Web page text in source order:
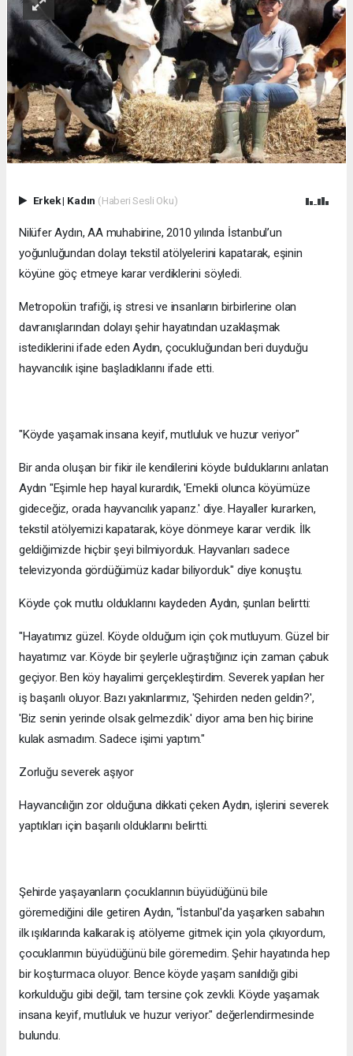
Erkek| Kadın (Haberi Sesli Oku)
Nilüfer Aydın, AA muhabirine, 2010 yılında İstanbul’un
yoğunluğundan dolayı tekstil atölyelerini kapatarak, eşinin
köyüne göç etmeye karar verdiklerini söyledi.
Metropolün trafiği, iş stresi ve insanların birbirlerine olan
davranışlarından dolayı şehir hayatından uzaklaşmak
istediklerini ifade eden Aydın, çocukluğundan beri duyduğu
hayvancılık işine başladıklarını ifade etti.
"Köyde yaşamak insana keyif, mutluluk ve huzur veriyor"
Bir anda oluşan bir fikir ile kendilerini köyde bulduklarını anlatan
Aydın "Eşimle hep hayal kurardık, 'Emekli olunca köyümüze
gideceğiz, orada hayvancılık yaparız.' diye. Hayaller kurarken,
tekstil atölyemizi kapatarak, köye dönmeye karar verdik. İlk
geldiğimizde hiçbir şeyi bilmiyorduk. Hayvanları sadece
televizyonda gördüğümüz kadar biliyorduk." diye konuştu.
Köyde çok mutlu olduklarını kaydeden Aydın, şunları belirtti:
"Hayatımız güzel. Köyde olduğum için çok mutluyum. Güzel bir
hayatımız var. Köyde bir şeylerle uğraştığınız için zaman çabuk
geçiyor. Ben köy hayalimi gerçekleştirdim. Severek yapılan her
iş başarılı oluyor. Bazı yakınlarımız, 'Şehirden neden geldin?',
'Biz senin yerinde olsak gelmezdik.' diyor ama ben hiç birine
kulak asmadım. Sadece işimi yaptım."
Zorluğu severek aşıyor
Hayvancılığın zor olduğuna dikkati çeken Aydın, işlerini severek
yaptıkları için başarılı olduklarını belirtti.
Şehirde yaşayanların çocuklarının büyüdüğünü bile
göremediğini dile getiren Aydın, "İstanbul'da yaşarken sabahın
ilk ışıklarında kalkarak iş atölyeme gitmek için yola çıkıyordum,
çocuklarımın büyüdüğünü bile göremedim. Şehir hayatında hep
bir koşturmaca oluyor. Bence köyde yaşam sanıldığı gibi
korkulduğu gibi değil, tam tersine çok zevkli. Köyde yaşamak
insana keyif, mutluluk ve huzur veriyor." değerlendirmesinde
bulundu.